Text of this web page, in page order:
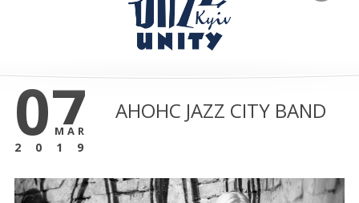
07
MAR
2019
АНОНС JAZZ CITY BAND